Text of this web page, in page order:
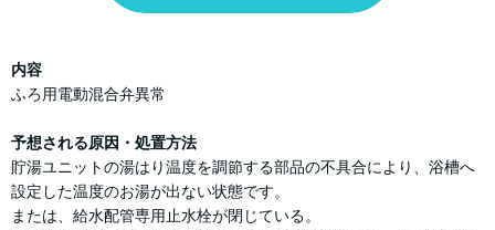
内容
ふろ用電動混合弁異常
予想される原因・処置方法
貯湯ユニットの湯はり温度を調節する部品の不具合により、浴槽へ
設定した温度のお湯が出ない状態です。
または、給水配管専用止水栓が閉じている。